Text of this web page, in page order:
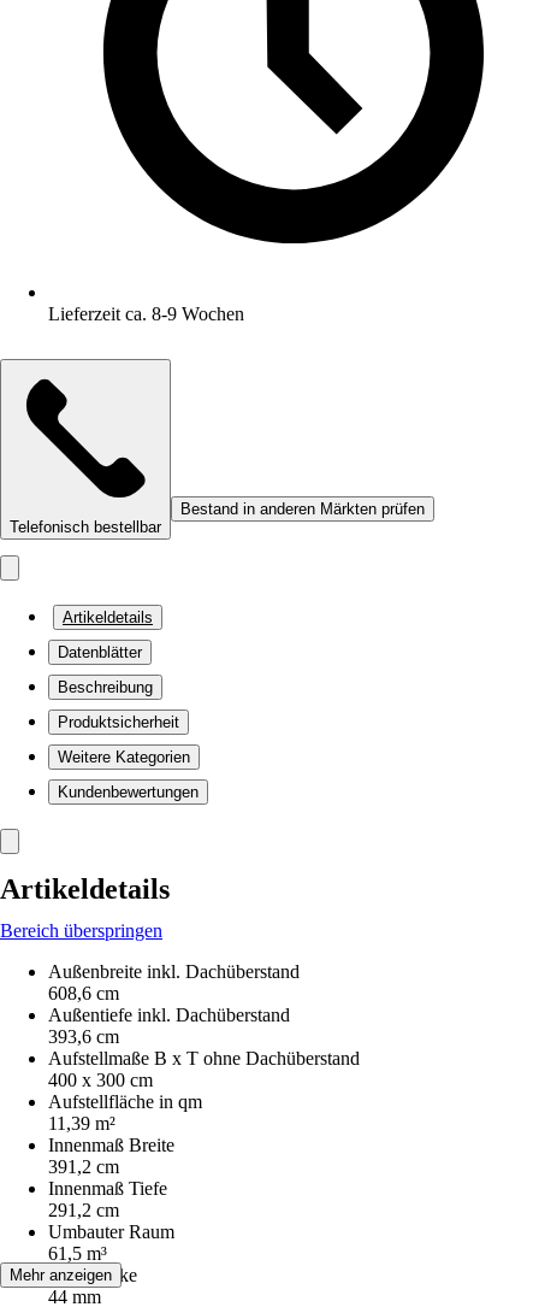
Lieferzeit ca. 8-9 Wochen
Telefonisch bestellbar
Bestand in anderen Märkten prüfen
Artikeldetails
Datenblätter
Beschreibung
Produktsicherheit
Weitere Kategorien
Kundenbewertungen
Artikeldetails
Bereich überspringen
Außenbreite inkl. Dachüberstand
608,6 cm
Außentiefe inkl. Dachüberstand
393,6 cm
Aufstellmaße B x T ohne Dachüberstand
400 x 300 cm
Aufstellfläche in qm
11,39 m²
Innenmaß Breite
391,2 cm
Innenmaß Tiefe
291,2 cm
Umbauter Raum
61,5 m³
Wandstärke
44 mm
Mehr anzeigen